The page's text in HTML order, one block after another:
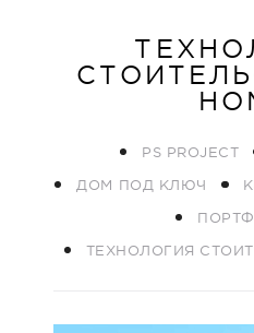
PS PROJECT
ДОМ ПОД КЛЮЧ
ТЕХНОЛОГИЯ